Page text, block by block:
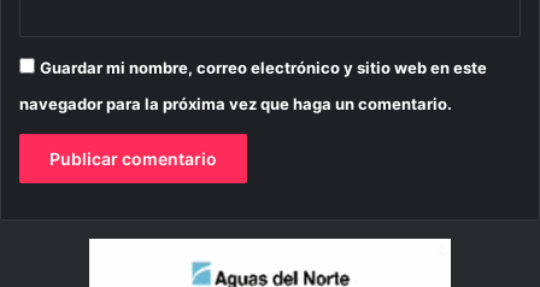
Guardar mi nombre, correo electrónico y sitio web en este
navegador para la próxima vez que haga un comentario.